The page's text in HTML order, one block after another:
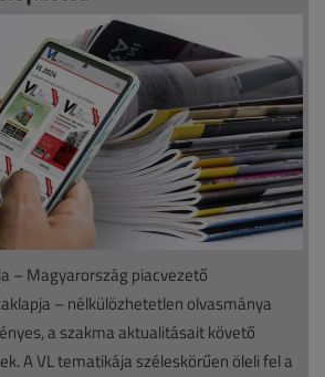
– Magyarország piacvezető
– nélkülözhetetlen olvasmánya
a szakma aktualitásait követő
A VL tematikája széleskörűen öleli fel a